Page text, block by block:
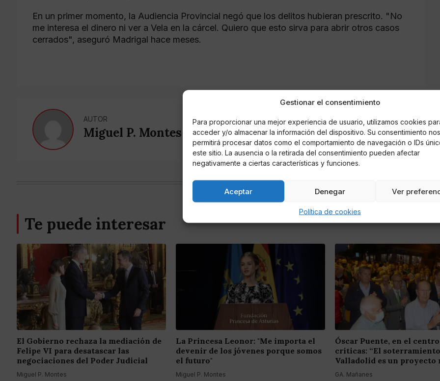
Gestionar el consentimiento
Para proporcionar una mejor experiencia de usuario, utilizamos cookies
acceder y/o almacenar la información del dispositivo. Su consentimiento nos
permitirá procesar datos como el comportamiento de navegación o IDs
este sitio. La ausencia o la retirada del consentimiento pueden afectar
negativamente a ciertas características y funciones.
Aceptar Denegar Ver
Política de cookies
En un primer momento, la Audiencia Provincial negó que los delitos hubieran prescrito. "No
me interesa el dinero ni ver a Vela en la cárcel. Quiero que esto sirva para abrir otros casos
cerrados", aseguró Madrigal hace meses.
AUTOR
Miguel P. Montes
Te puede interesar
El Gobierno rechaza la mediación de
Felipe VI para desatascar las
negociaciones del Poder Judicial
Miguel P. Montes
La Princesa Leonor: "Me importa el
devenir de los jóvenes porque somos
el futuro"
Miguel P. Montes
Óscar Puente, en el
críticas: “El
Valladolid es un proyecto
GA. Mañanes